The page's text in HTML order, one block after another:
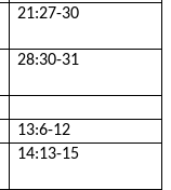
21:27-30
28:30-31
13:6-12
14:13-15